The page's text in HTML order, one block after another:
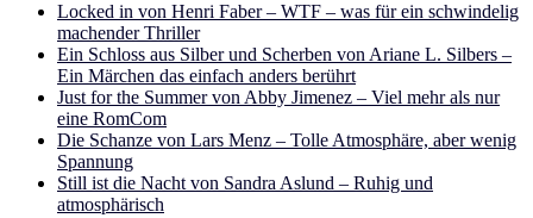
Locked in von Henri Faber – WTF – was für ein schwindelig
machender Thriller
Ein Schloss aus Silber und Scherben von Ariane L. Silbers –
Ein Märchen das einfach anders berührt
Just for the Summer von Abby Jimenez – Viel mehr als nur
eine RomCom
Die Schanze von Lars Menz – Tolle Atmosphäre, aber wenig
Spannung
Still ist die Nacht von Sandra Aslund – Ruhig und
atmosphärisch